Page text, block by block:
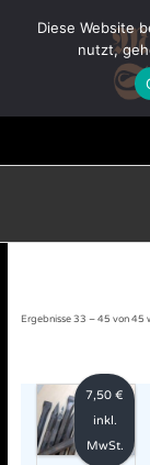
Ergebnisse 33 – 45 von 45
7,50€
inkl.
MwSt.
Diese Website
nutzt,